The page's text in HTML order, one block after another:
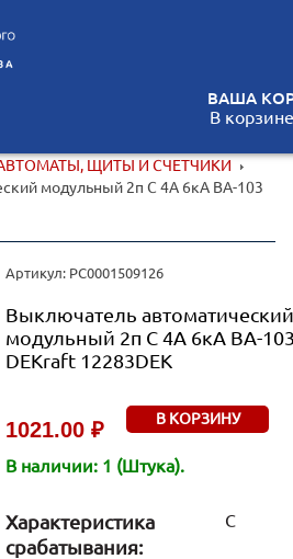
ВАША
В
ЩИТЫ И СЧЕТЧИКИ
модульный 2п C 4А 6кА ВА-103
Артикул: РС0001509126
Выключатель автоматический
модульный 2п C 4А 6кА ВА-
DEKraft 12283DEK
1021.00 ₽ В КОРЗИНУ
В наличии: 1 (Штука).
Характеристика
срабатывания:
C